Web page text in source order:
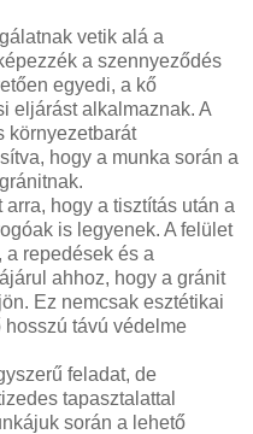
vetik alá a
a szennyeződés
egyedi, a kő
eljárást alkalmaznak. A
környezetbarát
hogy a munka során a
hogy a tisztítás után a
is legyenek. A felület
repedések és a
ahhoz, hogy a gránit
Ez nemcsak esztétikai
távú védelme
feladat, de
tapasztalattal
során a lehető